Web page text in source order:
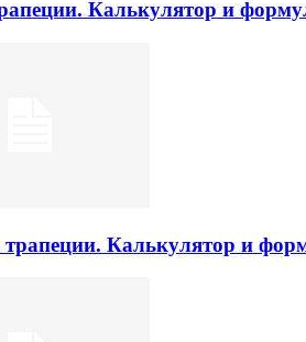
Калькулятор и
Калькулятор и